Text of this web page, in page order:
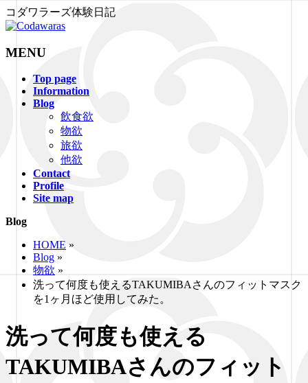
コダワラーズ体験日記
MENU
Top page
Information
Blog
飲食欲
物欲
旅欲
他欲
Contact
Profile
Site map
Blog
HOME »
Blog »
物欲 »
洗って何度も使えるTAKUMIBAさんのフィットマスク
を1ヶ月ほど使用してみた。
洗って何度も使える
TAKUMIBAさんのフィット